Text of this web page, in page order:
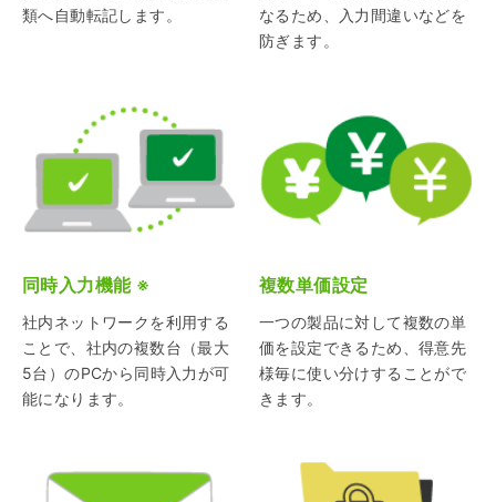
類へ自動転記します。
なるため、入力間違いなどを
防ぎます。
同時入力機能 ※
社内ネットワークを利用する
ことで、社内の複数台（最大
5台）のPCから同時入力が可
能になります。
複数単価設定
一つの製品に対して複数の単
価を設定できるため、得意先
様毎に使い分けすることがで
きます。